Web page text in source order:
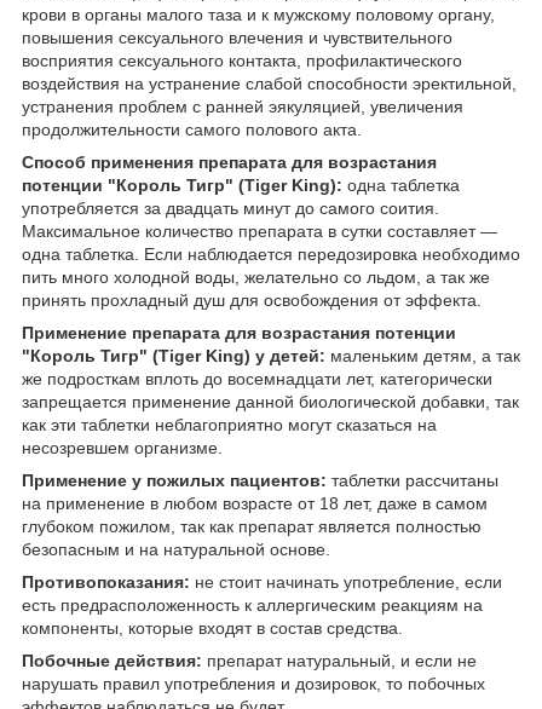
крови в органы малого таза и к мужскому половому органу,
повышения сексуального влечения и чувствительного
восприятия сексуального контакта, профилактического
воздействия на устранение слабой способности эректильной,
устранения проблем с ранней эякуляцией, увеличения
продолжительности самого полового акта.
Способ применения препарата для возрастания
потенции "Король Тигр" (Tiger King): одна таблетка
употребляется за двадцать минут до самого соития.
Максимальное количество препарата в сутки составляет —
одна таблетка. Если наблюдается передозировка необходимо
пить много холодной воды, желательно со льдом, а так же
принять прохладный душ для освобождения от эффекта.
Применение препарата для возрастания потенции
"Король Тигр" (Tiger King) у детей: маленьким детям, а так
же подросткам вплоть до восемнадцати лет, категорически
запрещается применение данной биологической добавки, так
как эти таблетки неблагоприятно могут сказаться на
несозревшем организме.
Применение у пожилых пациентов: таблетки рассчитаны
на применение в любом возрасте от 18 лет, даже в самом
глубоком пожилом, так как препарат является полностью
безопасным и на натуральной основе.
Противопоказания: не стоит начинать употребление, если
есть предрасположенность к аллергическим реакциям на
компоненты, которые входят в состав средства.
Побочные действия: препарат натуральный, и если не
нарушать правил употребления и дозировок, то побочных